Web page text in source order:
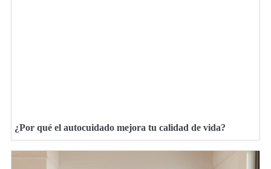
¿Por qué el autocuidado mejora tu calidad de vida?